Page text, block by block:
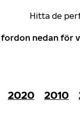
Hitta de
nedan för
2020 2010